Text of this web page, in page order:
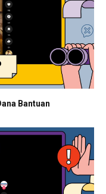
Bantuan